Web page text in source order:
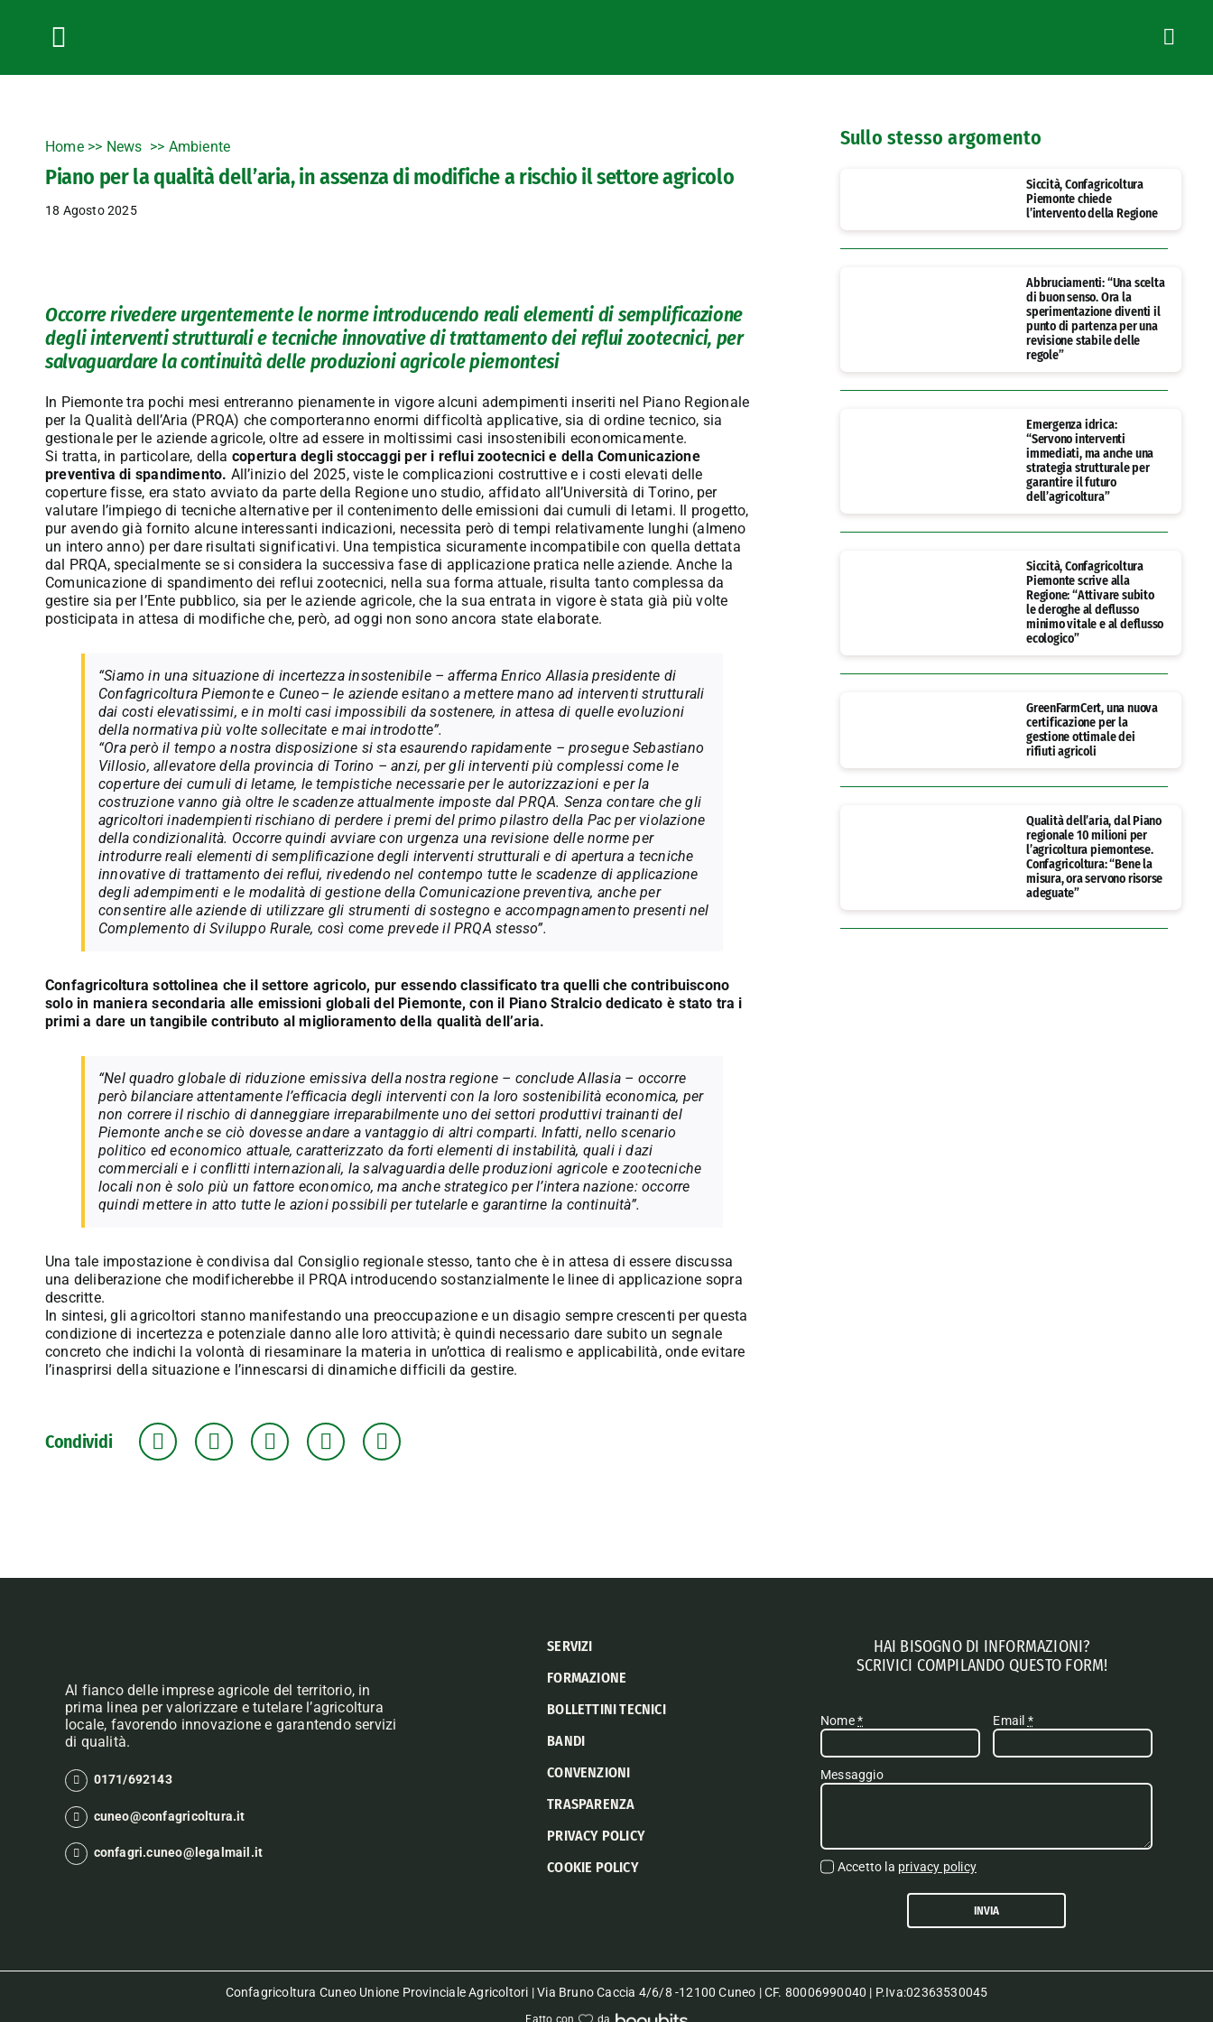
Toggle
Navigation
Home>> News Ambiente
Piano per la qualità dell’aria, in assenza di modifiche a rischio il settore agricolo
18 Agosto 2025
Occorre rivedere urgentemente le norme introducendo reali elementi di semplificazione
degli interventi strutturali e tecniche innovative di trattamento dei reflui zootecnici, per
salvaguardare la continuità delle produzioni agricole piemontesi
In Piemonte tra pochi mesi entreranno pienamente in vigore alcuni adempimenti inseriti nel Piano Regionale
per la Qualità dell’Aria (PRQA) che comporteranno enormi difficoltà applicative, sia di ordine tecnico, sia
gestionale per le aziende agricole, oltre ad essere in moltissimi casi insostenibili economicamente.
Si tratta, in particolare, della copertura degli stoccaggi per i reflui zootecnici e della Comunicazione
preventiva di spandimento. All’inizio del 2025, viste le complicazioni costruttive e i costi elevati delle
coperture fisse, era stato avviato da parte della Regione uno studio, affidato all’Università di Torino, per
valutare l’impiego di tecniche alternative per il contenimento delle emissioni dai cumuli di letami. Il progetto,
pur avendo già fornito alcune interessanti indicazioni, necessita però di tempi relativamente lunghi (almeno
un intero anno) per dare risultati significativi. Una tempistica sicuramente incompatibile con quella dettata
dal PRQA, specialmente se si considera la successiva fase di applicazione pratica nelle aziende. Anche la
Comunicazione di spandimento dei reflui zootecnici, nella sua forma attuale, risulta tanto complessa da
gestire sia per l’Ente pubblico, sia per le aziende agricole, che la sua entrata in vigore è stata già più volte
posticipata in attesa di modifiche che, però, ad oggi non sono ancora state elaborate.
“Siamo in una situazione di incertezza insostenibile – afferma Enrico Allasia presidente di
Confagricoltura Piemonte e Cuneo– le aziende esitano a mettere mano ad interventi strutturali
dai costi elevatissimi, e in molti casi impossibili da sostenere, in attesa di quelle evoluzioni
della normativa più volte sollecitate e mai introdotte”.
“Ora però il tempo a nostra disposizione si sta esaurendo rapidamente – prosegue Sebastiano
Villosio, allevatore della provincia di Torino – anzi, per gli interventi più complessi come le
coperture dei cumuli di letame, le tempistiche necessarie per le autorizzazioni e per la
costruzione vanno già oltre le scadenze attualmente imposte dal PRQA. Senza contare che gli
agricoltori inadempienti rischiano di perdere i premi del primo pilastro della Pac per violazione
della condizionalità. Occorre quindi avviare con urgenza una revisione delle norme per
introdurre reali elementi di semplificazione degli interventi strutturali e di apertura a tecniche
innovative di trattamento dei reflui, rivedendo nel contempo tutte le scadenze di applicazione
degli adempimenti e le modalità di gestione della Comunicazione preventiva, anche per
consentire alle aziende di utilizzare gli strumenti di sostegno e accompagnamento presenti nel
Complemento di Sviluppo Rurale, così come prevede il PRQA stesso”.
Confagricoltura sottolinea che il settore agricolo, pur essendo classificato tra quelli che contribuiscono
solo in maniera secondaria alle emissioni globali del Piemonte, con il Piano Stralcio dedicato è stato tra i
primi a dare un tangibile contributo al miglioramento della qualità dell’aria.
“Nel quadro globale di riduzione emissiva della nostra regione – conclude Allasia – occorre
però bilanciare attentamente l’efficacia degli interventi con la loro sostenibilità economica, per
non correre il rischio di danneggiare irreparabilmente uno dei settori produttivi trainanti del
Piemonte anche se ciò dovesse andare a vantaggio di altri comparti. Infatti, nello scenario
politico ed economico attuale, caratterizzato da forti elementi di instabilità, quali i dazi
commerciali e i conflitti internazionali, la salvaguardia delle produzioni agricole e zootecniche
locali non è solo più un fattore economico, ma anche strategico per l’intera nazione: occorre
quindi mettere in atto tutte le azioni possibili per tutelarle e garantirne la continuità”.
Una tale impostazione è condivisa dal Consiglio regionale stesso, tanto che è in attesa di essere discussa
una deliberazione che modificherebbe il PRQA introducendo sostanzialmente le linee di applicazione sopra
descritte.
In sintesi, gli agricoltori stanno manifestando una preoccupazione e un disagio sempre crescenti per questa
condizione di incertezza e potenziale danno alle loro attività; è quindi necessario dare subito un segnale
concreto che indichi la volontà di riesaminare la materia in un’ottica di realismo e applicabilità, onde evitare
l’inasprirsi della situazione e l’innescarsi di dinamiche difficili da gestire.
Condividi
Sullo stesso argomento
Siccità, Confagricoltura
Piemonte chiede
l’intervento della Regione
Abbruciamenti: “Una scelta
di buon senso. Ora la
sperimentazione diventi il
punto di partenza per una
revisione stabile delle
regole”
Emergenza idrica:
“Servono interventi
immediati, ma anche una
strategia strutturale per
garantire il futuro
dell’agricoltura”
Siccità, Confagricoltura
Piemonte scrive alla
Regione: “Attivare subito
le deroghe al deflusso
minimo vitale e al deflusso
ecologico”
GreenFarmCert, una nuova
certificazione per la
gestione ottimale dei
rifiuti agricoli
Qualità dell’aria, dal Piano
regionale 10 milioni per
l’agricoltura piemontese.
Confagricoltura: “Bene la
misura, ora servono risorse
adeguate”
Al fianco delle imprese agricole del territorio, in
prima linea per valorizzare e tutelare l’agricoltura
locale, favorendo innovazione e garantendo servizi
di qualità.
0171/692143
cuneo@confagricoltura.it
confagri.cuneo@legalmail.it
SERVIZI
FORMAZIONE
BOLLETTINI TECNICI
BANDI
CONVENZIONI
TRASPARENZA
PRIVACY POLICY
COOKIE POLICY
HAI BISOGNO DI INFORMAZIONI?
SCRIVICI COMPILANDO QUESTO FORM!
Nome* Email *
Messaggio
Accetto la privacy policy
INVIA
Confagricoltura Cuneo Unione Provinciale Agricoltori | Via Bruno Caccia 4/6/8 -12100 Cuneo | CF. 80006990040 | P.Iva:02363530045
Fatto con da